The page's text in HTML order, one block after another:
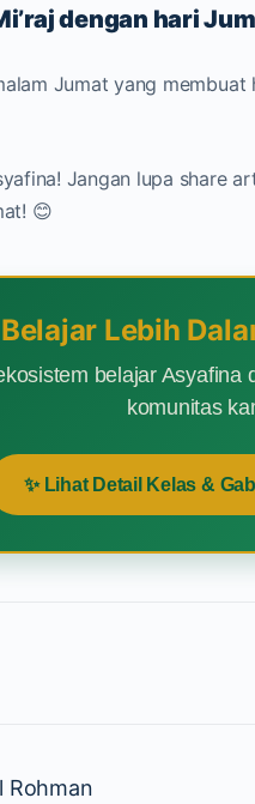
dengan hari
Jumat yang
Jangan lupa share
😊
Lebih
belajar
komunitas
✨ Lihat Detail Kelas &
Rohman